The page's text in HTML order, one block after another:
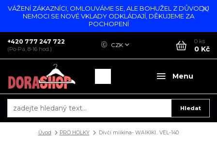
VÁŽENÍ ZÁKAZNÍCI, OMLOUVÁME SE, ALE BOHUŽEL Z DŮVODU
NEMOCI SE NOVÉ VKLADY ODKLÁDAJÍ, DĚKUJEME ZA
POCHOPENÍ
Menu
CZK
Hledat
+420 777 247 722
(Po-Pá, 8-16 hod.)
0 ks
0 Kč
Úvod PRO HOLKY Dívčí miikina- WAIKIKI.. VEL-140